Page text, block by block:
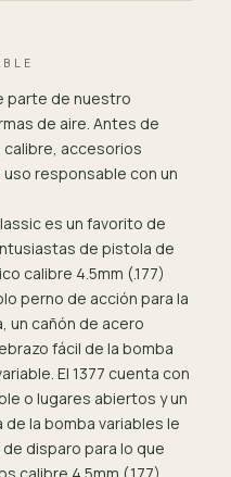
parte de nuestro
de aire. Antes de
calibre, accesorios
responsable con un
es un favorito de
de pistola de
calibre 4.5mm (.177)
perno de acción para la
un cañón de acero
fácil de la bomba
El 1377 cuenta con
o lugares abiertos y un
la bomba variables le
disparo para lo que